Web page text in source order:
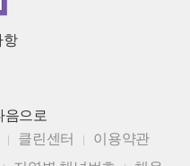
항
음으로
클린센터
이용약관